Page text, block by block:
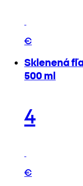
€
Sklenená
500 ml
4
€